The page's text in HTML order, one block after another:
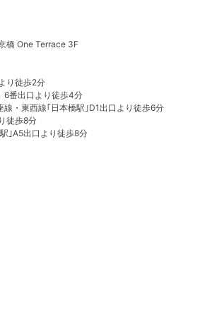
橋 One Terrace 3F
り徒歩2分
6番出口より徒歩4分
・東西線｢日本橋駅｣D1出口より徒歩6分
徒歩8分
｣A5出口より徒歩8分